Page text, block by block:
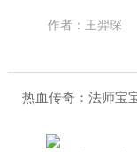
作者：王羿琛
热血传奇：法师宝